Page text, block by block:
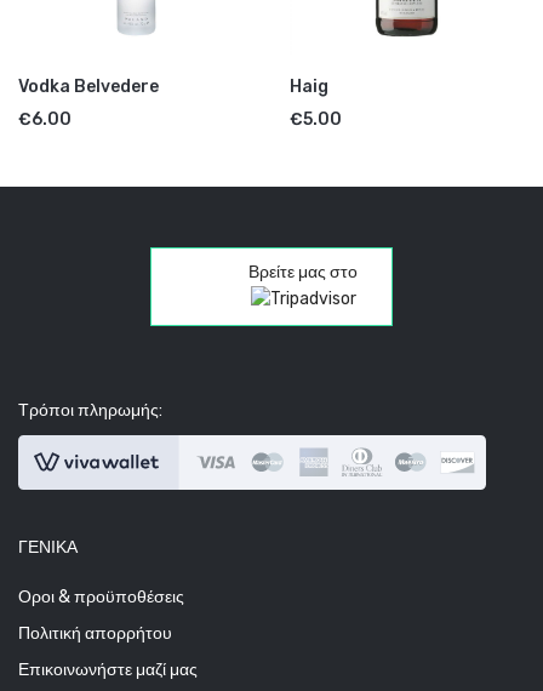
Vodka Belvedere
€6.00
Haig
€5.00
Βρείτε μας στο
Τρόποι πληρωμής:
ΓΕΝΙΚΆ
Οροι & προϋποθέσεις
Πολιτική απορρήτου
Επικοινωνήστε μαζί μας